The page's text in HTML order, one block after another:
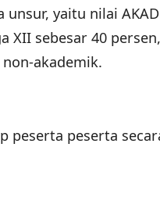
yaitu nilai AKAD
XII sebesar 40
akademik.
peserta peserta